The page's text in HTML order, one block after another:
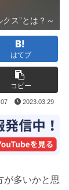
ス”とは？～
はてブ
コピー
2023.03.29
が多いかと思